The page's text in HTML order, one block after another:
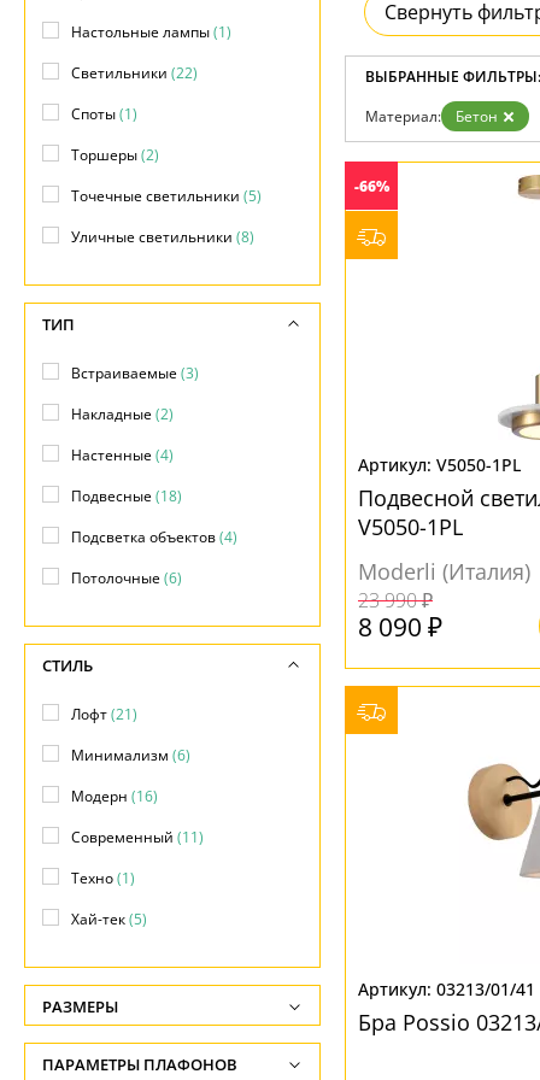
Доставка и оплата
Гарантия
Возврат
Отзывы
Установка
Дизайнерам
Контакты
Хай
Свернуть
ВЫБРАННЫЕ ФИЛЬТРЫ:
Материал: Бетон
-66%
V5050-1PL
Подвесной
V5050-1PL
Moderli (Италия)
23 990 ₽
8 090 ₽
03213/01/41
Бра Possio
Настольные лампы(1)
Светильники (22)
Споты(1)
Торшеры(2)
Точечные светильники (5)
Уличные светильники (8)
ТИП
Встраиваемые(3)
Накладные(2)
Настенные(4)
Подвесные(18)
Подсветка объектов(4)
Потолочные(6)
СТИЛЬ
Лофт(21)
Минимализм (6)
Модерн (16)
Современный (11)
Техно(1)
Хай-тек(5)
РАЗМЕРЫ
Высота, см
ПАРАМЕТРЫ ПЛАФОНОВ